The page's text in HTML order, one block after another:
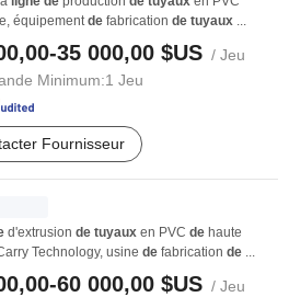
équipementde fabrication de tuyaux ...
35 000,00 $US / Jeu
Minimum:1 Jeu
Fournisseur
d'extrusion de tuyaux en PVC de haute
Technology, usine de fabrication de ...
60 000,00 $US / Jeu